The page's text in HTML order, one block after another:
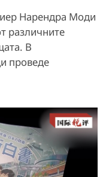
Нарендра Моди
различните
В
проведе